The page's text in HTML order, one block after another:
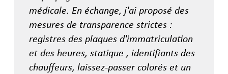
médicale. En échange, j'ai proposé des
mesures de transparence strictes :
registres des plaques d'immatriculation
et des heures, statique , identifiants des
chauffeurs, laissez-passer colorés et un